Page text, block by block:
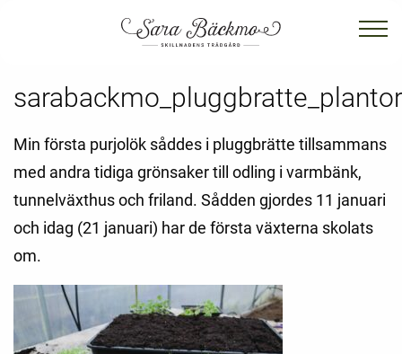
sarabackmo_pluggbratte_plantor
Min första purjolök såddes i pluggbrätte tillsammans
med andra tidiga grönsaker till odling i varmbänk,
tunnelväxthus och friland. Sådden gjordes 11 januari
och idag (21 januari) har de första växterna skolats
om.